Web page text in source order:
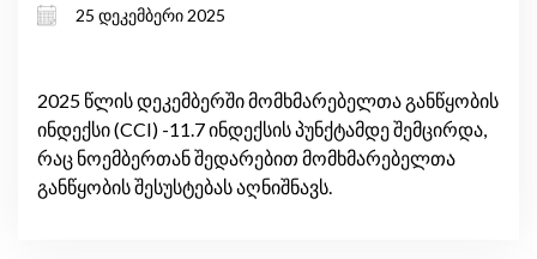
25 დეკემბერი 2025
2025 წლის დეკემბერში მომხმარებელთა განწყობის
ინდექსი (CCI) -11.7 ინდექსის პუნქტამდე შემცირდა,
რაც ნოემბერთან შედარებით მომხმარებელთა
განწყობის შესუსტებას აღნიშნავს.